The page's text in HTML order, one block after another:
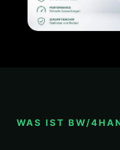
WAS IST BW/